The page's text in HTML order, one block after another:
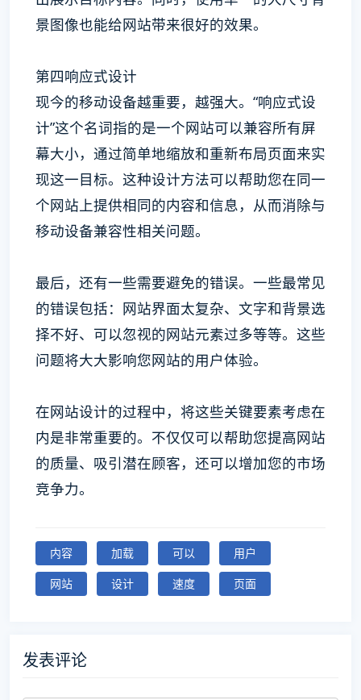
景图像也能给网站带来很好的效果。
第四响应式设计
现今的移动设备越重要，越强大。“响应式设
计”这个名词指的是一个网站可以兼容所有屏
幕大小，通过简单地缩放和重新布局页面来实
现这一目标。这种设计方法可以帮助您在同一
个网站上提供相同的内容和信息，从而消除与
移动设备兼容性相关问题。
最后，还有一些需要避免的错误。一些最常见
的错误包括：网站界面太复杂、文字和背景选
择不好、可以忽视的网站元素过多等等。这些
问题将大大影响您网站的用户体验。
在网站设计的过程中，将这些关键要素考虑在
内是非常重要的。不仅仅可以帮助您提高网站
的质量、吸引潜在顾客，还可以增加您的市场
竞争力。
内容 加载 可以
用户
网站
设计 速度 页面
发表评论